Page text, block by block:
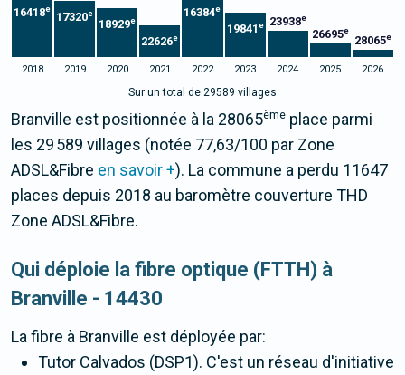
16418e
17320e
18929e
22626e
16384e
19841 e 23938e
26695e
28065e
2018 2019 2020 2021 2022 2023 2024 2025 2026
Sur un total de 29589 villages
Branville est positionnée à la 28065ème place parmi
les 29 589 villages (notée 77,63/100 par Zone
ADSL&Fibre en savoir +). La commune a perdu 11647
places depuis 2018 au baromètre couverture THD
Zone ADSL&Fibre.
Qui déploie la fibre optique (FTTH) à
Branville - 14430
La fibre à Branville est déployée par:
Tutor Calvados (DSP1). C'est un réseau d'initiative